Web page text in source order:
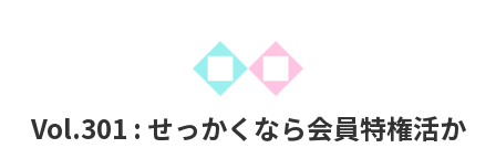
Vol.301 : せっかくなら会員特権活か